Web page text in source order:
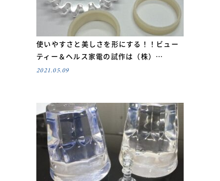
使いやすさと美しさを形にする！！ビュー
ティー＆ヘルス家電の試作は（株）…
2021.05.09